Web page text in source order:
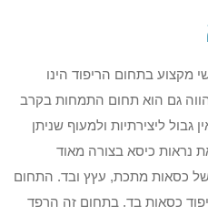
בתחום הריפוד הינו
גם הוא תחום התמחות בקרב
ליצירתיות ולמעוף שניתן
נראות כיסא בצורה מאוד
כסאות מתכת, עץץ ובד. התחום
כסאות בד. בתחום זה הרפד